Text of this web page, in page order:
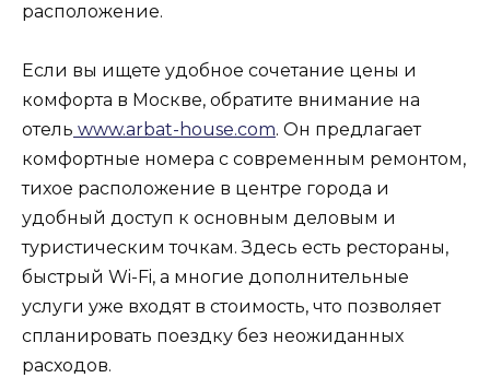
расположение.
Если вы ищете удобное сочетание цены и
комфорта в Москве, обратите внимание на
отель www.arbat-house.com. Он предлагает
комфортные номера с современным ремонтом,
тихое расположение в центре города и
удобный доступ к основным деловым и
туристическим точкам. Здесь есть рестораны,
быстрый Wi-Fi, а многие дополнительные
услуги уже входят в стоимость, что позволяет
спланировать поездку без неожиданных
расходов.